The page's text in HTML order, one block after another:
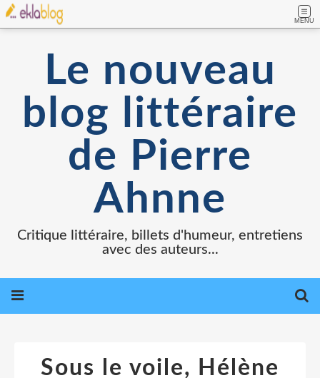
MENU
Le nouveau
blog littéraire
de Pierre
Ahnne
Critique littéraire, billets d'humeur, entretiens
avec des auteurs...
Sous le voile, Hélène